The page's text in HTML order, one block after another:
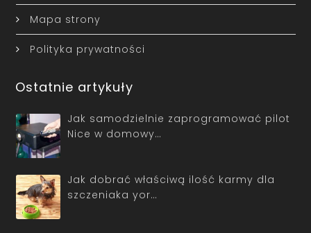
Mapa strony
Polityka prywatności
Ostatnie artykuły
Jak samodzielnie zaprogramować pilot
Nice w domowy…
Jak dobrać właściwą ilość karmy dla
szczeniaka yor…